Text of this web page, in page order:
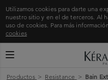
Utilizamos cookies para darte una
nuestro sitio y en el de terceros. Al
uso de cookies. Para más
cookies
CAMBIAR MODO DE NAVEGACIÓN
Productos > Resistance > Bain